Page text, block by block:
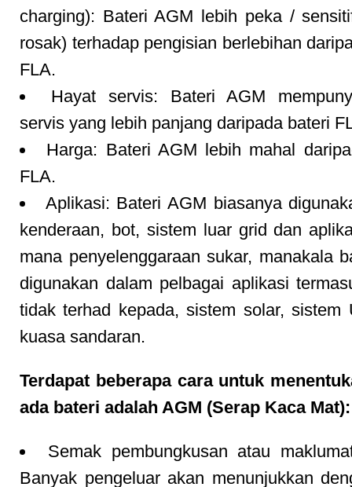
charging): Bateri AGM lebih peka /
rosak) terhadap pengisian berlebihan
FLA.
Hayat servis: Bateri AGM
servis yang lebih panjang daripada bateri
Harga: Bateri AGM lebih mahal
FLA.
Aplikasi: Bateri AGM biasanya
kenderaan, bot, sistem luar grid dan
mana penyelenggaraan sukar, manakala
digunakan dalam pelbagai aplikasi
tidak terhad kepada, sistem solar, sistem
kuasa sandaran.
Terdapat beberapa cara untuk
ada bateri adalah AGM (Serap Kaca Mat):
Semak pembungkusan atau
Banyak pengeluar akan menunjukkan